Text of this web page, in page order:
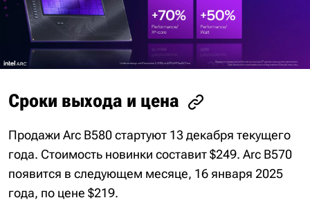
Сроки выхода и цена
Продажи Arc B580 стартуют 13 декабря текущего
года. Стоимость новинки составит $249. Arc B570
появится в следующем месяце, 16 января 2025
года, по цене $219.